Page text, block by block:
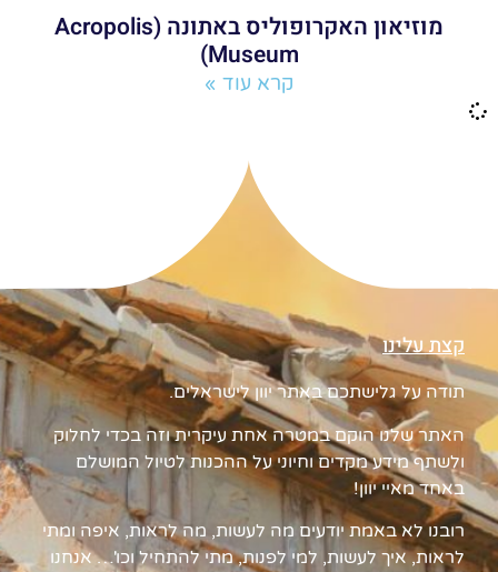
מוזיאון האקרופוליס באתונה (Acropolis
Museum)
קרא עוד »
קצת עלינו
תודה על גלישתכם באתר יוון לישראלים.
האתר שלנו הוקם במטרה אחת עיקרית וזה בכדי לחלוק
ולשתף מידע מקדים וחיוני על ההכנות לטיול המושלם
באחד מאיי יוון!
רובנו לא באמת יודעים מה לעשות, מה לראות, איפה ומתי
לראות, איך לעשות, למי לפנות, מתי להתחיל וכו'… אנחנו